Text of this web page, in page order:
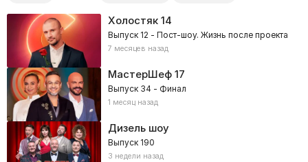
Холостяк14
Выпуск 12 - Пост-шоу. Жизнь после проекта
7 месяцев назад
МастерШеф17
Выпуск 34 - Финал
1 месяц назад
Дизель шоу
Выпуск 190
3 недели назад